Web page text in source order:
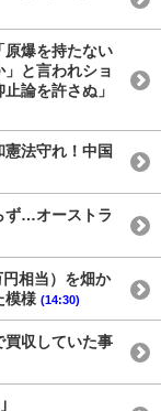
原爆を持たない
と言われショ
論を許さぬ」
法守れ！中国
ず…オーストラ
円相当）を畑か
模様 (14:30)
買収していた事